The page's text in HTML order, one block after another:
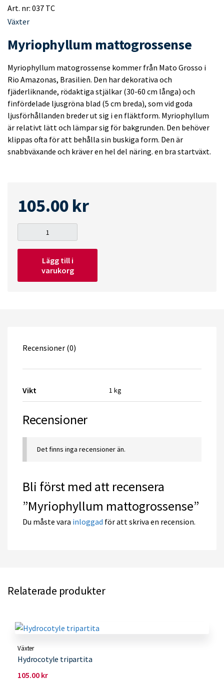
Art. nr: 037 TC
Växter
Myriophyllum mattogrossense
Myriophyllum matogrossense kommer från Mato Grosso i
Rio Amazonas, Brasilien. Den har dekorativa och
fjäderliknande, rödaktiga stjälkar (30-60 cm långa) och
finfördelade ljusgröna blad (5 cm breda), som vid goda
ljusförhållanden breder ut sig i en fläktform. Myriophyllum
är relativt lätt och lämpar sig för bakgrunden. Den behöver
klippas ofta för att behålla sin buskiga form. Den är
snabbväxande och kräver en hel del näring. en bra startväxt.
105.00 kr
Myriophyllum
mattogrossense
quantityLägg till i
varukorg
Recensioner (0)
Vikt 1 kg
Recensioner
Det finns inga recensioner än.
Bli först med att recensera
”Myriophyllum mattogrossense”
Du måste vara inloggad för att skriva en recension.
Relaterade produkter
Växter
Hydrocotyle tripartita
105.00 kr